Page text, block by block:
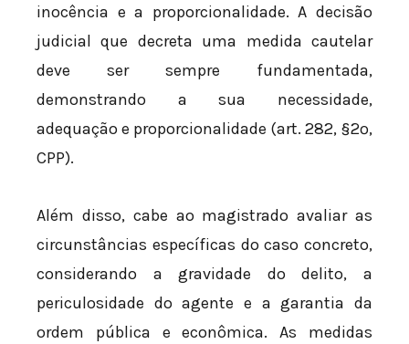
inocência e a proporcionalidade. A decisão
judicial que decreta uma medida cautelar
deve ser sempre fundamentada,
demonstrando a sua necessidade,
adequação e proporcionalidade (art. 282, §2º,
CPP).
Além disso, cabe ao magistrado avaliar as
circunstâncias específicas do caso concreto,
considerando a gravidade do delito, a
periculosidade do agente e a garantia da
ordem pública e econômica. As medidas